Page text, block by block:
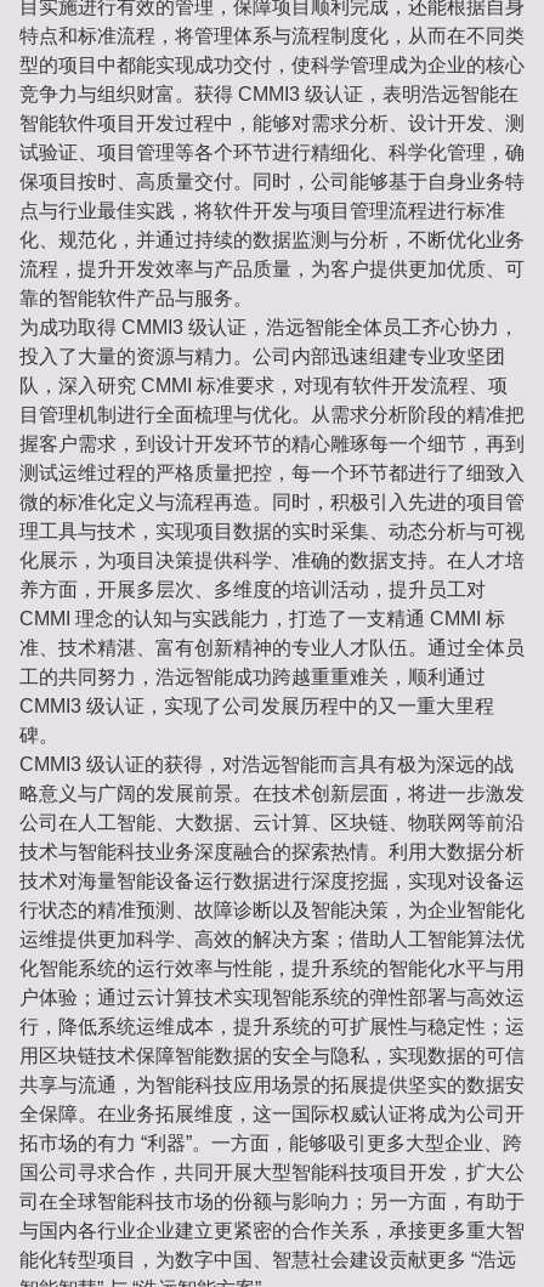
目实施进行有效的管理，保障项目顺利完成，还能根据自身
特点和标准流程，将管理体系与流程制度化，从而在不同类
型的项目中都能实现成功交付，使科学管理成为企业的核心
竞争力与组织财富。获得 CMMI3 级认证，表明浩远智能在
智能软件项目开发过程中，能够对需求分析、设计开发、测
试验证、项目管理等各个环节进行精细化、科学化管理，确
保项目按时、高质量交付。同时，公司能够基于自身业务特
点与行业最佳实践，将软件开发与项目管理流程进行标准
化、规范化，并通过持续的数据监测与分析，不断优化业务
流程，提升开发效率与产品质量，为客户提供更加优质、可
靠的智能软件产品与服务。
为成功取得 CMMI3 级认证，浩远智能全体员工齐心协力，
投入了大量的资源与精力。公司内部迅速组建专业攻坚团
队，深入研究 CMMI 标准要求，对现有软件开发流程、项
目管理机制进行全面梳理与优化。从需求分析阶段的精准把
握客户需求，到设计开发环节的精心雕琢每一个细节，再到
测试运维过程的严格质量把控，每一个环节都进行了细致入
微的标准化定义与流程再造。同时，积极引入先进的项目管
理工具与技术，实现项目数据的实时采集、动态分析与可视
化展示，为项目决策提供科学、准确的数据支持。在人才培
养方面，开展多层次、多维度的培训活动，提升员工对
CMMI 理念的认知与实践能力，打造了一支精通 CMMI 标
准、技术精湛、富有创新精神的专业人才队伍。通过全体员
工的共同努力，浩远智能成功跨越重重难关，顺利通过
CMMI3 级认证，实现了公司发展历程中的又一重大里程
碑。
CMMI3 级认证的获得，对浩远智能而言具有极为深远的战
略意义与广阔的发展前景。在技术创新层面，将进一步激发
公司在人工智能、大数据、云计算、区块链、物联网等前沿
技术与智能科技业务深度融合的探索热情。利用大数据分析
技术对海量智能设备运行数据进行深度挖掘，实现对设备运
行状态的精准预测、故障诊断以及智能决策，为企业智能化
运维提供更加科学、高效的解决方案；借助人工智能算法优
化智能系统的运行效率与性能，提升系统的智能化水平与用
户体验；通过云计算技术实现智能系统的弹性部署与高效运
行，降低系统运维成本，提升系统的可扩展性与稳定性；运
用区块链技术保障智能数据的安全与隐私，实现数据的可信
共享与流通，为智能科技应用场景的拓展提供坚实的数据安
全保障。在业务拓展维度，这一国际权威认证将成为公司开
拓市场的有力 “利器”。一方面，能够吸引更多大型企业、跨
国公司寻求合作，共同开展大型智能科技项目开发，扩大公
司在全球智能科技市场的份额与影响力；另一方面，有助于
与国内各行业企业建立更紧密的合作关系，承接更多重大智
能化转型项目，为数字中国、智慧社会建设贡献更多 “浩远